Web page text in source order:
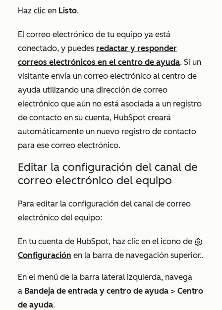
Haz clic en Listo.
El correo electrónico de tu equipo ya está
conectado, y puedes redactar y responder
correos electrónicos en el centro de ayuda. Si un
visitante envía un correo electrónico al centro de
ayuda utilizando una dirección de correo
electrónico que aún no está asociada a un registro
de contacto en su cuenta, HubSpot creará
automáticamente un nuevo registro de contacto
para ese correo electrónico.
Editar la configuración del canal de
correo electrónico del equipo
Para editar la configuración del canal de correo
electrónico del equipo:
En tu cuenta de HubSpot, haz clic en el icono de
Configuración en la barra de navegación superior..
En el menú de la barra lateral izquierda, navega
a Bandeja de entrada y centro de ayuda > Centro
de ayuda.